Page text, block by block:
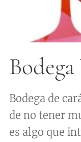
Bodega de
de no tener
es algo que